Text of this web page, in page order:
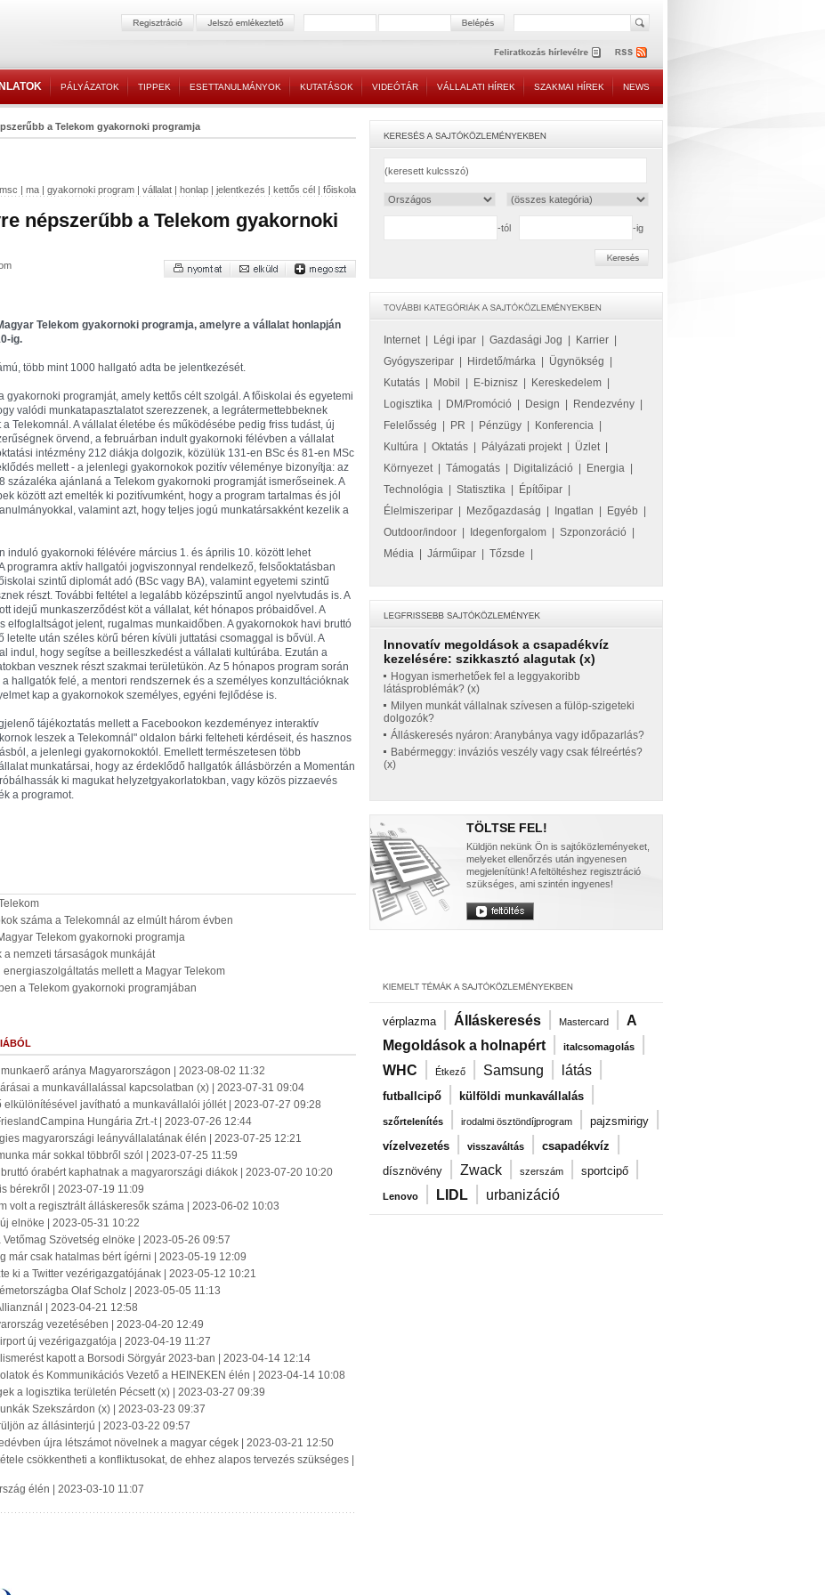
PÁLYÁZATOK TIPPEK ESETTANULMÁNYOK KUTATÁSOK VIDEÓTÁR VÁLLALATI HÍREK SZAKMAI HÍREK NEWS
a Telekom gyakornoki programja
msc | ma | gyakornoki program | vállalat | honlap | jelentkezés | kettős cél | főiskola
népszerűbb a Telekom gyakornoki
Telekom gyakornoki programja, amelyre a vállalat honlapján
ig.
több mint 1000 hallgató adta be jelentkezését.
gyakornoki programját, amely kettős célt szolgál. A főiskolai és egyetemi
valódi munkatapasztalatot szerezzenek, a legrátermettebbeknek
Telekomnál. A vállalat életébe és működésébe pedig friss tudást, új
örvend, a februárban indult gyakornoki félévben a vállalat
intézmény 212 diákja dolgozik, közülük 131-en BSc és 81-en MSc
mellett - a jelenlegi gyakornokok pozitív véleménye bizonyítja: az
százaléka ajánlaná a Telekom gyakornoki programját ismerőseinek. A
között azt emelték ki pozitívumként, hogy a program tartalmas és jól
valamint azt, hogy teljes jogú munkatársakként kezelik a
induló gyakornoki félévére március 1. és április 10. között lehet
programra aktív hallgatói jogviszonnyal rendelkező, felsőoktatásban
szintű diplomát adó (BSc vagy BA), valamint egyetemi szintű
részt. További feltétel a legalább középszintű angol nyelvtudás is. A
idejű munkaszerződést köt a vállalat, két hónapos próbaidővel. A
elfoglaltságot jelent, rugalmas munkaidőben. A gyakornokok havi bruttó
után széles körű béren kívüli juttatási csomaggal is bővül. A
indul, hogy segítse a beilleszkedést a vállalati kultúrába. Ezután a
vesznek részt szakmai területükön. Az 5 hónapos program során
hallgatók felé, a mentori rendszernek és a személyes konzultációknak
kap a gyakornokok személyes, egyéni fejlődése is.
tájékoztatás mellett a Facebookon kezdeményez interaktív
leszek a Telekomnál" oldalon bárki felteheti kérdéseit, és hasznos
a jelenlegi gyakornokoktól. Emellett természetesen több
munkatársai, hogy az érdeklődő hallgatók állásbörzén a Momentán
ki magukat helyzetgyakorlatokban, vagy közös pizzaevés
a programot.
száma a Telekomnál az elmúlt három évben
Telekom gyakornoki programja
nemzeti társaságok munkáját
mellett a Magyar Telekom
a Telekom gyakornoki programjában
aránya Magyarországon | 2023-08-02 11:32
a munkavállalással kapcsolatban (x) | 2023-07-31 09:04
elkülönítésével javítható a munkavállalói jóllét | 2023-07-27 09:28
Hungária Zrt.-t | 2023-07-26 12:44
magyarországi leányvállalatának élén | 2023-07-25 12:21
már sokkal többről szól | 2023-07-25 11:59
órabért kaphatnak a magyarországi diákok | 2023-07-20 10:20
bérekről | 2023-07-19 11:09
volt a regisztrált álláskeresők száma | 2023-06-02 10:03
elnöke | 2023-05-31 10:22
Szövetség elnöke | 2023-05-26 09:57
már csak hatalmas bért ígérni | 2023-05-19 12:09
ki a Twitter vezérigazgatójának | 2023-05-12 10:21
Olaf Scholz | 2023-05-05 11:13
| 2023-04-21 12:58
vezetésében | 2023-04-20 12:49
új vezérigazgatója | 2023-04-19 11:27
kapott a Borsodi Sörgyár 2023-ban | 2023-04-14 12:14
és Kommunikációs Vezető a HEINEKEN élén | 2023-04-14 10:08
a logisztika területén Pécsett (x) | 2023-03-27 09:39
Szekszárdon (x) | 2023-03-23 09:37
az állásinterjú | 2023-03-22 09:57
újra létszámot növelnek a magyar cégek | 2023-03-21 12:50
csökkentheti a konfliktusokat, de ehhez alapos tervezés szükséges |
élén | 2023-03-10 11:07
-tól -ig
Internet| Légi ipar Gazdasági Jog Karrier
Gyógyszeripar
Hirdető/márka Ügynökség
Kutatás
Mobil E-biznisz Kereskedelem
Logisztika
DM/Promóció Design Rendezvény
Felelősség
PR Pénzügy Konferencia
Kultúra
Oktatás Pályázati projekt| Üzlet|
Környezet| Támogatás Digitalizáció Energia
Technológia
Statisztika Építőipar
Élelmiszeripar
Mezőgazdaság Ingatlan Egyéb
Outdoor/indoor
Idegenforgalom Szponzoráció
Média
Járműipar Tőzsde
Innovatív megoldások a csapadékvíz
kezelésére: szikkasztó alagutak (x)
Hogyan ismerhetőek fel a leggyakoribb
látásproblémák? (x)
Milyen munkát vállalnak szívesen a fülöp-szigeteki
dolgozók?
Álláskeresés nyáron: Aranybánya vagy időpazarlás?
Babérmeggy: inváziós veszély vagy csak félreértés?
(x)
TÖLTSE FEL!
Küldjön nekünk Ön is sajtóközleményeket,
melyeket ellenőrzés után ingyenesen
megjelenítünk! A feltöltéshez regisztráció
szükséges, ami szintén ingyenes!
vérplazma | Álláskeresés | Mastercard | A
Megoldások a holnapért | italcsomagolás |
WHC | Étkező | Samsung | látás |
futballcipő | külföldi munkavállalás |
szőrtelenítés | irodalmi ösztöndíjprogram | pajzsmirigy |
vízelvezetés | visszaváltás | csapadékvíz |
dísznövény | Zwack | szerszám | sportcipő |
Lenovo | LIDL | urbanizáció